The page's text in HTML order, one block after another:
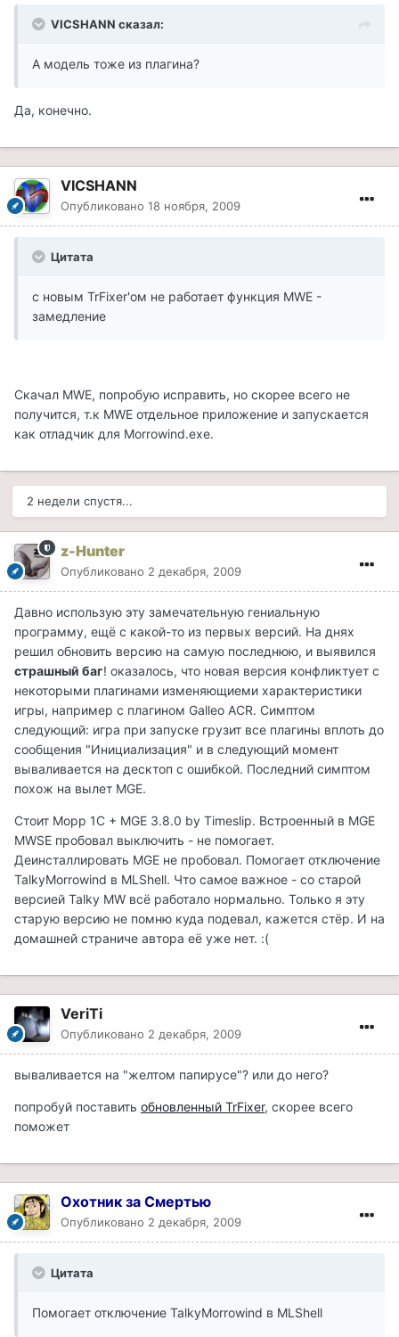
VICSHANN сказал:
А модель тоже из плагина?
Да, конечно.
VICSHANN
Опубликовано 18 ноября, 2009
Цитата
с новым TrFixer'ом не работает функция MWE -
замедление
Скачал MWE, попробую исправить, но скорее всего не
получится, т.к MWE отдельное приложение и запускается
как отладчик для Morrowind.exe.
2 недели спустя...
z-Hunter
Опубликовано 2 декабря, 2009
Давно использую эту замечательную гениальную
программу, ещё с какой-то из первых версий. На днях
решил обновить версию на самую последнюю, и выявился
страшный баг! оказалось, что новая версия конфликтует с
некоторыми плагинами изменяющиеми характеристики
игры, например с плагином Galleo ACR. Симптом
следующий: игра при запуске грузит все плагины вплоть до
сообщения "Инициализация" и в следующий момент
вываливается на десктоп с ошибкой. Последний симптом
похож на вылет MGE.
Стоит Морр 1С + MGE 3.8.0 by Timeslip. Встроенный в MGE
MWSE пробовал выключить - не помогает.
Деинсталлировать MGE не пробовал. Помогает отключение
TalkyMorrowind в MLShell. Что самое важное - со старой
версией Talky MW всё работало нормально. Только я эту
старую версию не помню куда подевал, кажется стёр. И на
домашней страниче автора её уже нет. :(
VeriTi
Опубликовано 2 декабря, 2009
вываливается на "желтом папирусе"? или до него?
попробуй поставить обновленный TrFixer, скорее всего
поможет
Охотник за Смертью
Опубликовано 2 декабря, 2009
Цитата
Помогает отключение TalkyMorrowind в MLShell